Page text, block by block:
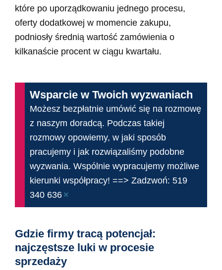
które po uporządkowaniu jednego procesu,
oferty dodatkowej w momencie zakupu,
podniosły średnią wartość zamówienia o
kilkanaście procent w ciągu kwartału.
Wsparcie w Twoich wyzwaniach
Możesz bezpłatnie umówić się na rozmowę
z naszym doradcą. Podczas takiej
rozmowy opowiemy, w jaki sposób
pracujemy i jak rozwiązaliśmy podobne
wyzwania. Wspólnie wypracujemy możliwe
kierunki współpracy! ==> Zadzwoń: 519
340 636 ×
Gdzie firmy tracą potencjał:
najczęstsze luki w procesie
sprzedaży